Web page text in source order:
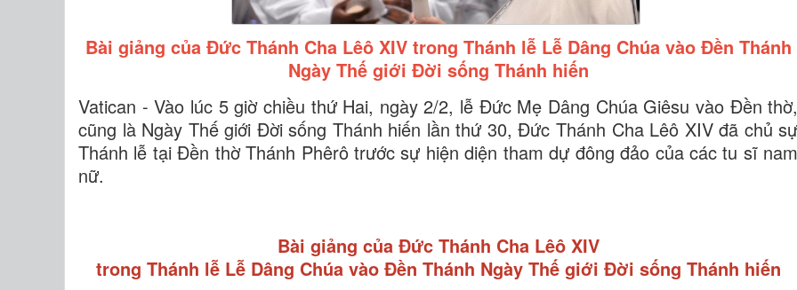
Bài giảng của Đức Thánh Cha Lêô XIV trong Thánh lễ Lễ Dâng Chúa vào Đền Thánh
Ngày Thế giới Đời sống Thánh hiến
Vatican - Vào lúc 5 giờ chiều thứ Hai, ngày 2/2, lễ Đức Mẹ Dâng Chúa Giêsu vào Đền thờ,
cũng là Ngày Thế giới Đời sống Thánh hiến lần thứ 30, Đức Thánh Cha Lêô XIV đã chủ sự
Thánh lễ tại Đền thờ Thánh Phêrô trước sự hiện diện tham dự đông đảo của các tu sĩ nam
nữ.
Bài giảng của Đức Thánh Cha Lêô XIV
trong Thánh lễ Lễ Dâng Chúa vào Đền Thánh Ngày Thế giới Đời sống Thánh hiến